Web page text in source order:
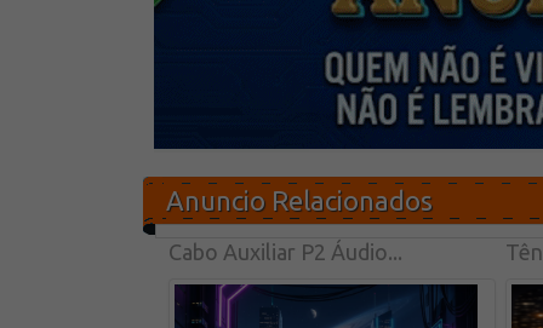
Anuncio Relacionados
Cabo Auxiliar P2 Áudio...